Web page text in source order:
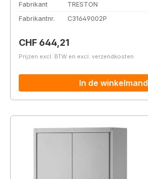
Fabrikant
TRESTON
Fabrikantnr.
C31649002P
Normale prijs:
CHF 644,21
Prijzen excl. BTW en excl. verzendkosten
In de winkelmand